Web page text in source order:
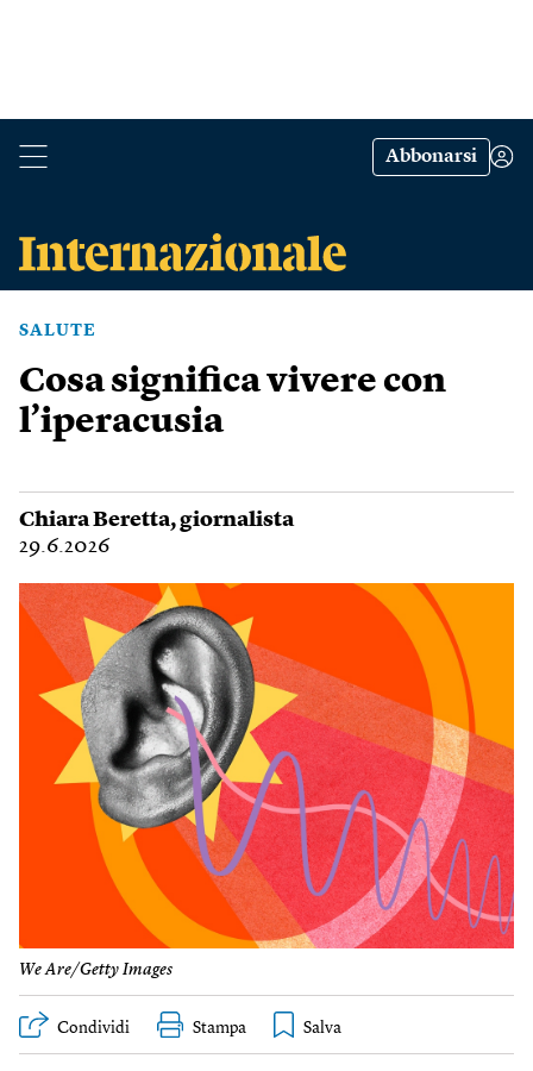
Abbonarsi
SALUTE
Cosa significa vivere con
l’iperacusia
Chiara Beretta, giornalista
29.6.2026
We Are/Getty Images
Condividi Stampa